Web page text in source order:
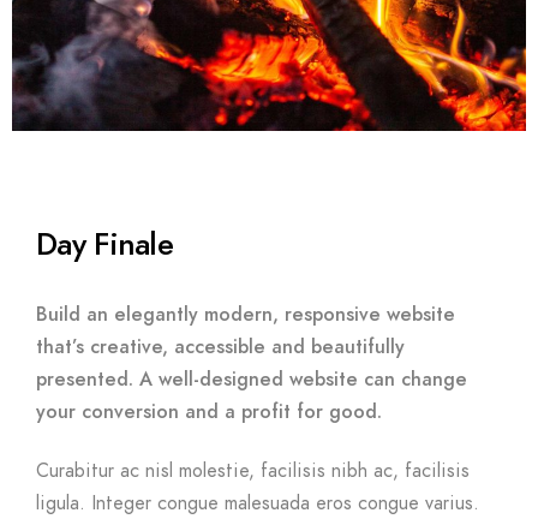
Day Finale
Build an elegantly modern, responsive website
that’s creative, accessible and beautifully
presented. A well-designed website can change
your conversion and a profit for good.
Curabitur ac nisl molestie, facilisis nibh ac, facilisis
ligula. Integer congue malesuada eros congue varius.